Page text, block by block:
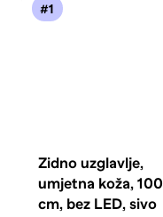
#1
Zidno uzglavlje,
umjetna koža, 100
cm, bez LED, sivo